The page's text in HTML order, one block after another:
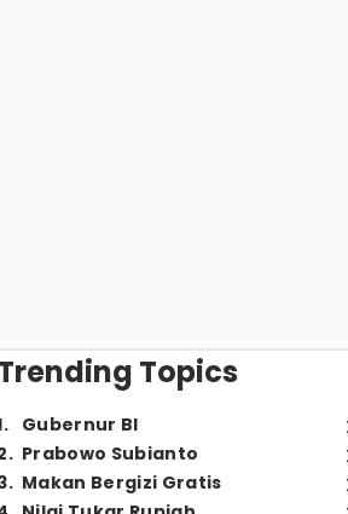
Topics
. Gubernur BI
. Prabowo Subianto
. Makan Bergizi Gratis